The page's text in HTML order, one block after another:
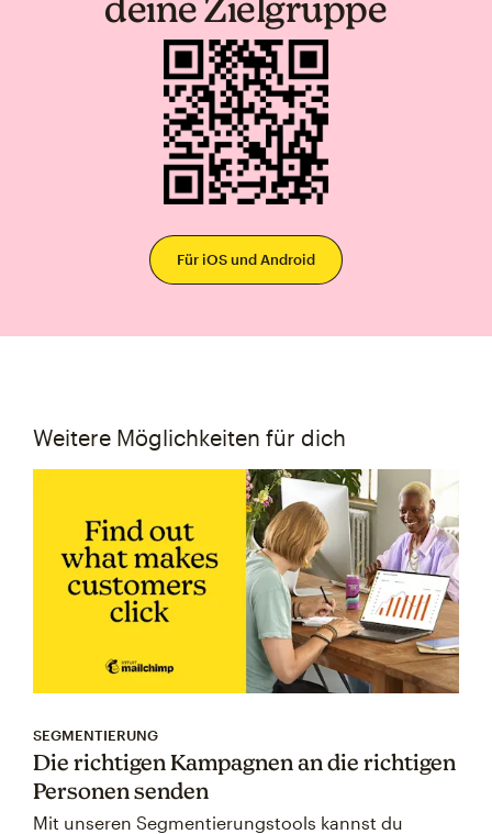
Für iOS und Android
Weitere Möglichkeiten für dich
SEGMENTIERUNG
Die richtigen Kampagnen an die richtigen
Personen senden
Mit unseren Segmentierungstools kannst du